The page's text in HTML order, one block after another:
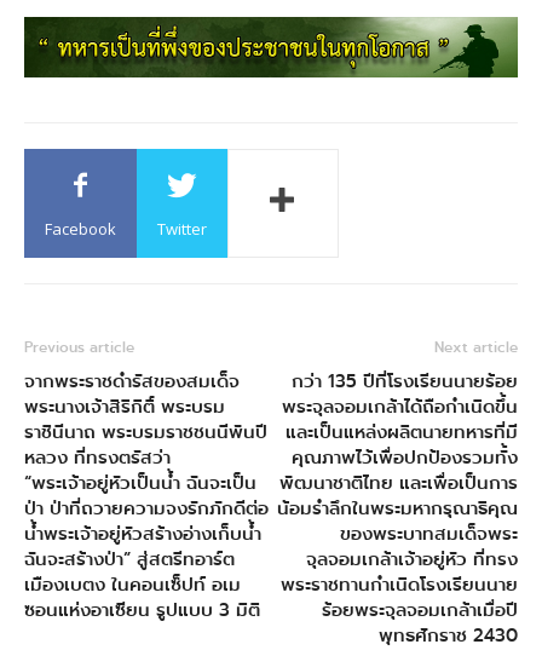
Facebook Twitter
Previous article
จากพระราชดำรัสของสมเด็จ
พระนางเจ้าสิริกิติ์ พระบรม
ราชินีนาถ พระบรมราชชนนีพันปี
หลวง ที่ทรงตรัสว่า
“พระเจ้าอยู่หัวเป็นน้ำ ฉันจะเป็น
ป่า ป่าที่ถวายความจงรักภักดีต่อ
น้ำพระเจ้าอยู่หัวสร้างอ่างเก็บน้ำ
ฉันจะสร้างป่า” สู่สตรีทอาร์ต
เมืองเบตง ในคอนเซ็ปท์ อเม
ซอนแห่งอาเซียน รูปแบบ 3 มิติ
Next article
กว่า 135 ปีที่โรงเรียนนายร้อย
พระจุลจอมเกล้าได้ถือกำเนิดขึ้น
และเป็นแหล่งผลิตนายทหารที่มี
คุณภาพไว้เพื่อปกป้องรวมทั้ง
พัฒนาชาติไทย และเพื่อเป็นการ
น้อมรำลึกในพระมหากรุณาธิคุณ
ของพระบาทสมเด็จพระ
จุลจอมเกล้าเจ้าอยู่หัว ที่ทรง
พระราชทานกำเนิดโรงเรียนนาย
ร้อยพระจุลจอมเกล้าเมื่อปี
พุทธศักราช 2430